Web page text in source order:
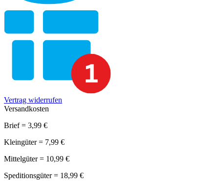
Vertrag widerrufen
Versandkosten
Brief = 3,99 €
Kleingüter = 7,99 €
Mittelgüter = 10,99 €
Speditionsgüter = 18,99 €